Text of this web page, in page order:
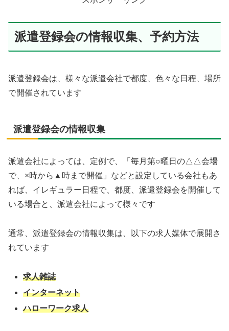
派遣登録会の情報収集、予約方法
派遣登録会は、様々な派遣会社で都度、色々な日程、場所
で開催されています
派遣登録会の情報収集
派遣会社によっては、定例で、「毎月第○曜日の△△会場
で、×時から▲時まで開催」などと設定している会社もあ
れば、イレギュラー日程で、都度、派遣登録会を開催して
いる場合と、派遣会社によって様々です
通常、派遣登録会の情報収集は、以下の求人媒体で展開さ
れています
求人雑誌
インターネット
ハローワーク求人